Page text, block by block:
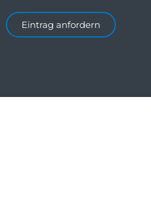
Eintrag anfordern